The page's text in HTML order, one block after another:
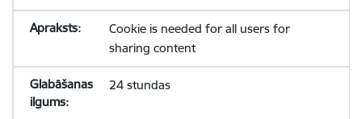
Cookie is needed for all users for
sharing content
24 stundas